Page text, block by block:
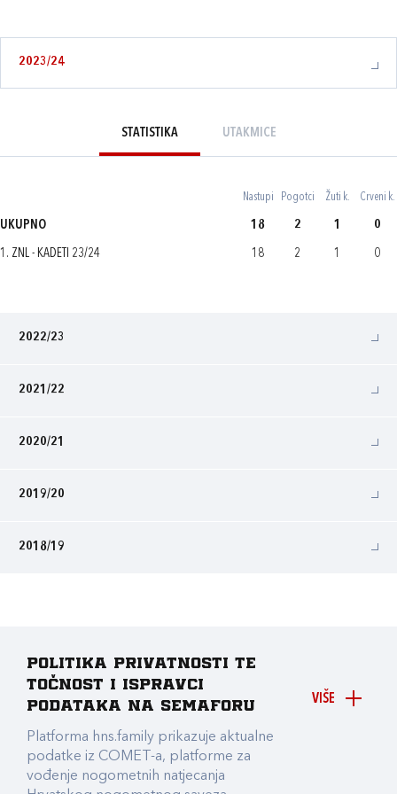
2023/24
STATISTIKA UTAKMICE
Nastupi Pogotci Žuti k. Crveni k.
UKUPNO 18 2 1 0
1. ZNL - KADETI 23/24 18 2 1 0
2022/23
2021/22
2020/21
2019/20
2018/19
VIŠE
Politika privatnosti te
točnost i ispravci
podataka na Semaforu
Platforma hns.family prikazuje aktualne
podatke iz COMET-a, platforme za
vođenje nogometnih natjecanja